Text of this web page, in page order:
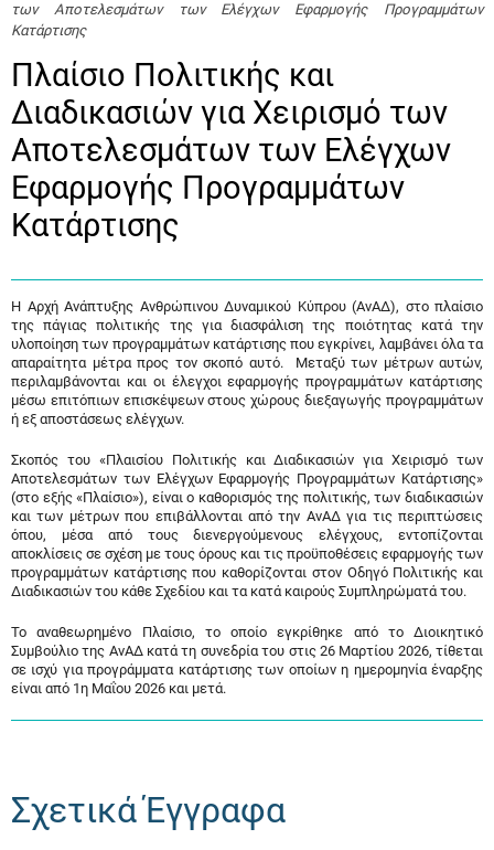
των Αποτελεσμάτων των Ελέγχων Εφαρμογής Προγραμμάτων
Κατάρτισης
Πλαίσιο Πολιτικής και
Διαδικασιών για Χειρισμό των
Αποτελεσμάτων των Ελέγχων
Εφαρμογής Προγραμμάτων
Κατάρτισης
Η Αρχή Ανάπτυξης Ανθρώπινου Δυναμικού Κύπρου (ΑνΑΔ), στο πλαίσιο
της πάγιας πολιτικής της για διασφάλιση της ποιότητας κατά την
υλοποίηση των προγραμμάτων κατάρτισης που εγκρίνει, λαμβάνει όλα τα
απαραίτητα μέτρα προς τον σκοπό αυτό. Μεταξύ των μέτρων αυτών,
περιλαμβάνονται και οι έλεγχοι εφαρμογής προγραμμάτων κατάρτισης
μέσω επιτόπιων επισκέψεων στους χώρους διεξαγωγής προγραμμάτων
ή εξ αποστάσεως ελέγχων.
Σκοπός του «Πλαισίου Πολιτικής και Διαδικασιών για Χειρισμό των
Αποτελεσμάτων των Ελέγχων Εφαρμογής Προγραμμάτων Κατάρτισης»
(στο εξής «Πλαίσιο»), είναι ο καθορισμός της πολιτικής, των διαδικασιών
και των μέτρων που επιβάλλονται από την ΑνΑΔ για τις περιπτώσεις
όπου, μέσα από τους διενεργούμενους ελέγχους, εντοπίζονται
αποκλίσεις σε σχέση με τους όρους και τις προϋποθέσεις εφαρμογής των
προγραμμάτων κατάρτισης που καθορίζονται στον Οδηγό Πολιτικής και
Διαδικασιών του κάθε Σχεδίου και τα κατά καιρούς Συμπληρώματά του.
Το αναθεωρημένο Πλαίσιο, το οποίο εγκρίθηκε από το Διοικητικό
Συμβούλιο της ΑνΑΔ κατά τη συνεδρία του στις 26 Μαρτίου 2026, τίθεται
σε ισχύ για προγράμματα κατάρτισης των οποίων η ημερομηνία έναρξης
είναι από 1η Μαΐου 2026 και μετά.
Σχετικά Έγγραφα